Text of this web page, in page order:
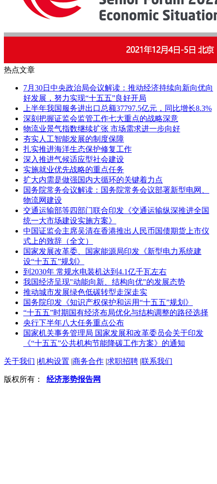
热点文章
7月30日中央政治局会议解读：推动经济持续向新向优向
好发展，努力实现“十五五”良好开局
上半年我国服务进出口总额37797.5亿元，同比增长8.3%
深刻把握证监会监管工作七大重点的战略深意
物流业景气指数继续扩张 市场需求进一步向好
夯实人工智能发展的制度保障
扎实推进海洋生态保护修复工作
深入推进气候适应型社会建设
实施就业优先战略的重点任务
扩大内需是做强国内大循环的关键着力点
国务院常务会议解读：国务院常务会议部署新型电网、
物流网建设
交通运输部等四部门联合印发《交通运输纵深推进全国
统一大市场建设实施方案》
中国证监会主席吴清在香港推出人民币国债期货上市仪
式上的致辞（全文）
国家发展改革委、国家能源局印发《新型电力系统建
设“十五五”规划》
到2030年 常规水电装机达到4.1亿千瓦左右
我国经济呈现"动能向新、结构向优"的发展态势
推动城市发展绿色低碳转型走深走实
国务院印发《知识产权保护和运用“十五五”规划》
“十五五”时期国有经济布局优化与结构调整的路径选择
央行下半年八大任务重点公布
国家机关事务管理局 国家发展和改革委员会关于印发
《“十五五”公共机构节能降碳工作方案》的通知
关于我们 |机构设置 |商务合作 |求职招聘 |联系我们
版权所有： 经济形势报告网